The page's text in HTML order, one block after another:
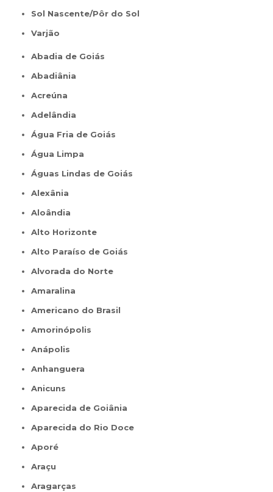
Sol Nascente/Pôr do Sol
Varjão
Abadia de Goiás
Abadiânia
Acreúna
Adelândia
Água Fria de Goiás
Água Limpa
Águas Lindas de Goiás
Alexânia
Aloândia
Alto Horizonte
Alto Paraíso de Goiás
Alvorada do Norte
Amaralina
Americano do Brasil
Amorinópolis
Anápolis
Anhanguera
Anicuns
Aparecida de Goiânia
Aparecida do Rio Doce
Aporé
Araçu
Aragarças